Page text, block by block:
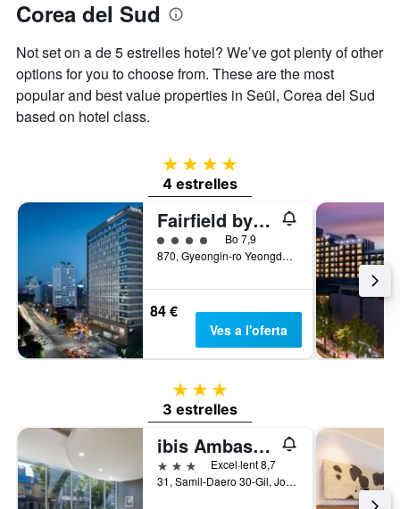
darrers
dies
mostra
preu
mitjà
d'una
habitació
Corea del Sud
Not set on a de 5 estrelles hotel? We’ve got plenty of other
options for you to choose from. These are the most
popular and best value properties in Seül, Corea del Sud
based on hotel class.
4 estrelles
4 estrelles
Fairfield by Marriott Seoul
Categoria 4Bo 7,9
870, Gyeongin-ro Yeongdeungpo-gu, Seül, Corea del Sud
84 €
Ves a l'oferta
3 estrelles
3 estrelles
ibis Ambassador Seoul Insadong
3 estrellesExcel·lent 8,7
31, Samil-Daero 30-Gil, Jongno-gu, Seül, Corea del Sud